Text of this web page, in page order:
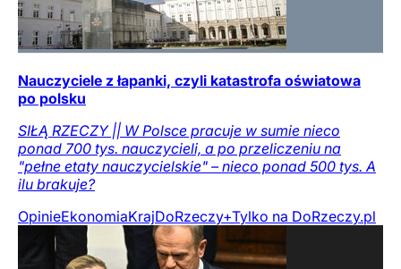
Nauczyciele z łapanki, czyli katastrofa oświatowa
po polsku
SIŁĄ RZECZY || W Polsce pracuje w sumie nieco
ponad 700 tys. nauczycieli, a po przeliczeniu na
"pełne etaty nauczycielskie" – nieco ponad 500 tys. A
ilu brakuje?
OpinieEkonomiaKrajDoRzeczy+Tylko na DoRzeczy.pl